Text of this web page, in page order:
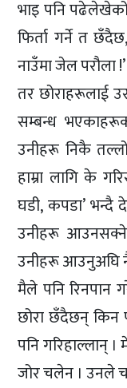
भाइ पनि
फिर्ता गर्ने त
नाउँमा जेल परौला
तर छोराहरूलाई
सम्बन्ध
उनीहरू निकै
हाम्रा लागि के
घडी, कपडा’ भन्दै
उनीहरू आउनसक्ने
उनीहरू आउनुअघि
मैले पनि रिनपान
छोरा छँदैछन् किन
पनि गरिहाल्लान्
जोर चलेन । उनले